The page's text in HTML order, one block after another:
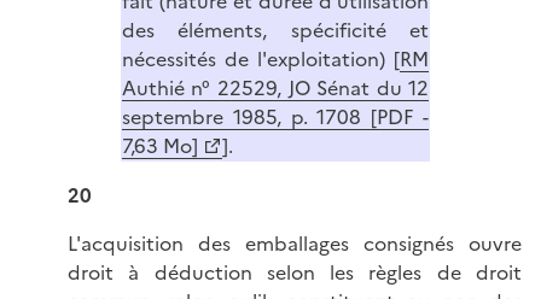
des éléments, spécificité et
nécessités de l'exploitation) [RM
Authié n° 22529, JO Sénat du 12
septembre 1985, p. 1708 [PDF -
7,63 Mo]
].
20
L'acquisition des emballages consignés ouvre
droit à déduction selon les règles de droit